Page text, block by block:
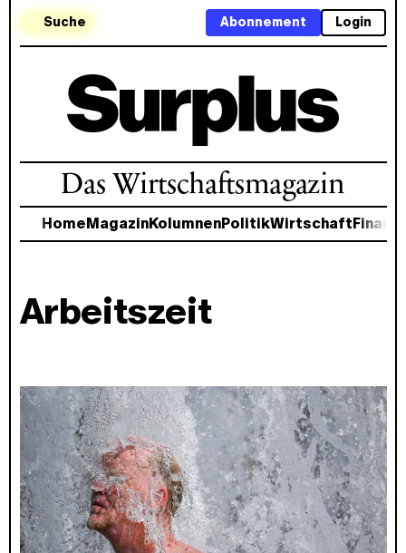
Suche Login
Abonnement
Das Wirtschaftsmagazin
Home MagazinKolumnenPolitikWirtschaft
Arbeitszeit